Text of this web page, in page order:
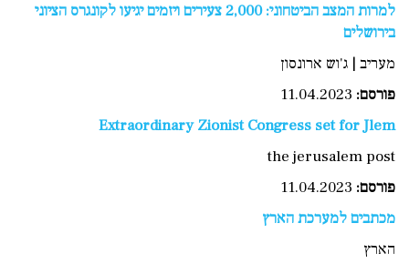
למרות המצב הביטחוני: 2,000 צעירים ויזמים יגיעו לקונגרס הציוני
בירושלים
מעריב | ג'וש ארונסון
פורסם:
Extraordinary Zionist Congress set for Jlem
the jerusalem post
פורסם:
מכתבים למערכת הארץ
הארץ